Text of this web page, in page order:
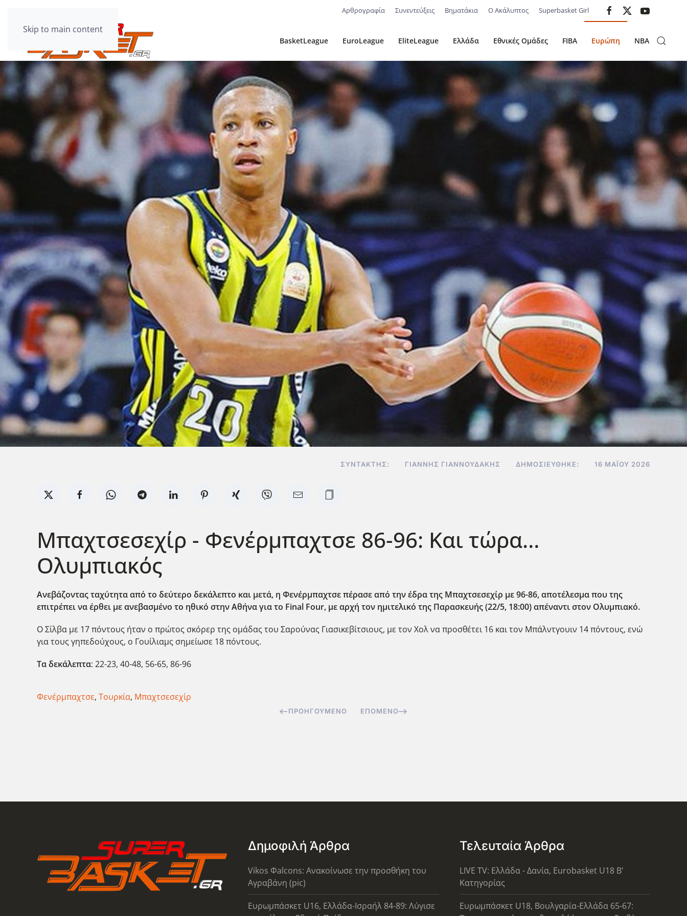
Skip to main content
Αρθρογραφία Συνεντεύξεις Βηματάκια Ο Ακάλυπτος Superbasket Girl
BasketLeague EuroLeague EliteLeague Ελλάδα Εθνικές Ομάδες FIBA Ευρώπη NBA
ΣΥΝΤΆΚΤΗΣ: ΓΙΆΝΝΗΣ ΓΙΑΝΝΟΥΔΆΚΗΣ ΔΗΜΟΣΙΕΎΘΗΚΕ: 16 ΜΑΪ́ΟΥ 2026
Μπαχτσεσεχίρ - Φενέρμπαχτσε 86-96: Και τώρα…
Ολυμπιακός
Ανεβάζοντας ταχύτητα από το δεύτερο δεκάλεπτο και μετά, η Φενέρμπαχτσε πέρασε από την έδρα της Μπαχτσεσεχίρ με 96-86, αποτέλεσμα που της
επιτρέπει να έρθει με ανεβασμένο το ηθικό στην Αθήνα για το Final Four, με αρχή τον ημιτελικό της Παρασκευής (22/5, 18:00) απέναντι στον Ολυμπιακό.
Ο Σίλβα με 17 πόντους ήταν ο πρώτος σκόρερ της ομάδας του Σαρούνας Γιασικεβίτσιους, με τον Χολ να προσθέτει 16 και τον Μπάλντγουιν 14 πόντους, ενώ
για τους γηπεδούχους, ο Γουίλιαμς σημείωσε 18 πόντους.
Τα δεκάλεπτα: 22-23, 40-48, 56-65, 86-96
Φενέρμπαχτσε, Τουρκία, Μπαχτσεσεχίρ
ΠΡΟΗΓΟΎΜΕΝΟ ΕΠΌΜΕΝΟ
Δημοφιλή Άρθρα
Vikos Φalcons: Ανακοίνωσε την προσθήκη του
Αγραβάνη (pic)
Ευρωμπάσκετ U16, Ελλάδα-Ισραήλ 84-89: Λύγισε
Τελευταία Άρθρα
LIVE TV: Ελλάδα - Δανία, Eurobasket U18 Β'
Κατηγορίας
Ευρωμπάσκετ U18, Βουλγαρία-Ελλάδα 65-67: